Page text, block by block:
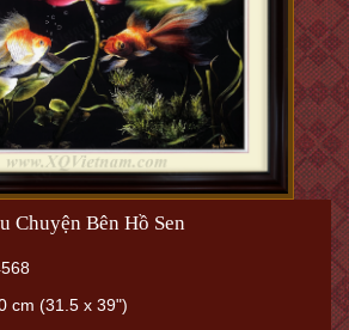
Chuyện Bên Hồ Sen
cm (31.5 x 39")